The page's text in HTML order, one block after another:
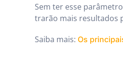
Sem ter esse
trarão mais resultados
Saiba mais: Os